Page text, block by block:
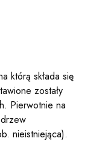
którą składa się
zostały
Pierwotnie na
nieistniejąca).